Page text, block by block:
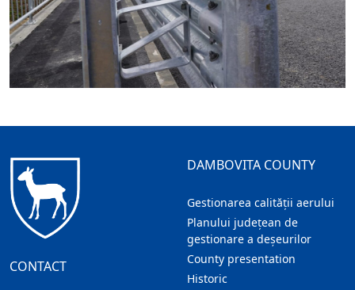
CONTACT
DAMBOVITA COUNTY
Gestionarea calității aerului
Planului județean de
gestionare a deșeurilor
County presentation
Historic